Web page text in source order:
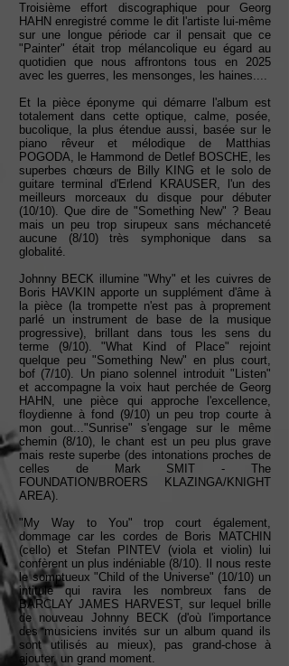
Troisième effort discographique pour Georg
HAHN enregistré comme le dit l'artiste lui-même
sur une longue période car il pensait que ce
"Painter" était trop mélancolique eu égard au
quotidien que nous affrontons tous en 2025
avec les guerres, les mensonges, les haines....
Et la pièce éponyme qui démarre l'album est
totalement dans cette optique, calme, posée,
bucolique, la plus étendue aussi, basée sur le
piano rêveur et mélodique de Matthias
POGODA, le Hammond de Detlef BOSCHE, les
superbes chœurs de Billy KING et le solo de
guitare terminal d'Erlend KRAUSER, l'un des
meilleurs morceaux du disque pour débuter
(10/10). Que dire de "Something New" ? Beau
mais un peu trop sirupeux sans méchanceté
aucune (8/10) très symphonique dans sa
globalité.
Johnny BECK illumine "Why" et les cuivres de
Boris HAVKIN apporte un supplément d'âme à
la pièce (la trompette n'est pas à proprement
parlé un instrument de base de la musique
progressive), brillant dans tous les sens du
terme (9/10). "What Kind of Place" rejoint
quelque peu "Something New" en plus court,
bof (7/10). Un piano solennel introduit "Listen"
et accompagne la voix haut perchée de Georg
HAHN, une pièce qui approche l'excellence,
floydienne à fond (9/10) un peu trop courte à
mon gout..."Sunrise" s'engage sur le même
chemin (8/10), le chant est un peu plus grave
mais reste superbe (des intonations proches de
celles de Mark SMIT - The
FOUNDATION/BROERS KLAZINGA/KNIGHT
AREA).
"My Way to You" trop court également,
dommage car les cordes de Boris MATCHIN
(cello) et Stefan PINTEV (viola et violin) lui
confèrent un plus indéniable (8/10). Il nous reste
le somptueux "Child of the Universe" (10/10) un
intitulé qui ravira les nombreux fans de
BARCLAY JAMES HARVEST, sur lequel brille
de nouveau Johnny BECK (d'où l'importance
des musiciens invités sur un album quand ils
sont utilisés au mieux), pas grand-chose à
ajouter, un grand moment.